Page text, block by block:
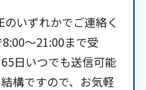
いずれかでご連絡く
〜21:00まで受
日いつでも送信可能
構ですので、お気軽